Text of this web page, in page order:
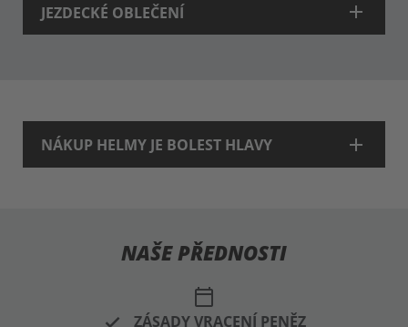
JEZDECKÉ OBLEČENÍ add
NÁKUP HELMY JE BOLEST HLAVY add
NAŠE PŘEDNOSTI
calendar_today
ZÁSADY VRACENÍ PENĚZ